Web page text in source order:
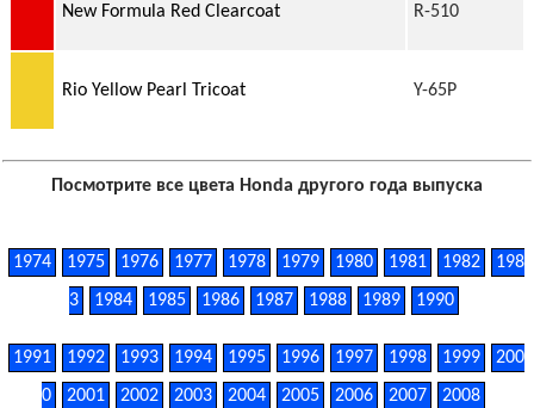
New Formula Red Clearcoat R-510
Rio Yellow Pearl Tricoat Y-65P
Посмотрите все цвета Honda другого года выпуска
1974 1975 1976 1977 1978 1979 1980 1981 1982
198
3
1984 1985 1986 1987 1988 1989 1990
1991 1992 1993 1994 1995 1996 1997 1998 1999
200
0
2001 2002 2003 2004 2005 2006 2007 2008